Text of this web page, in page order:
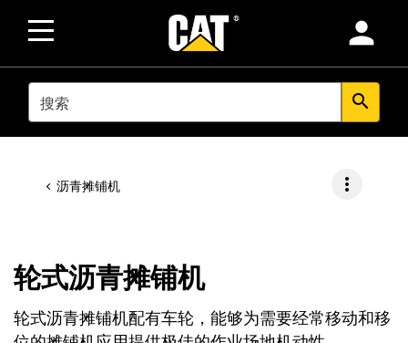
person
SEARCH search
沥青摊铺机 more_vert
轮式沥青摊铺机
轮式沥青摊铺机配有车轮，能够为需要经常移动和移